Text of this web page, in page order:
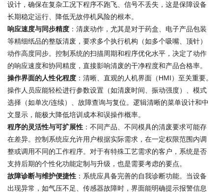
设计，确保在复杂工况下程序不跑飞、信号不丢失，这是保障设备
长期稳定运行、降低无故停机风险的根本。
响应速度与同步精度 ：清废动作，尤其是对于药盒、电子产品包装
等精细纸品的整版清废，要求多个执行机构（如多个吸嘴、顶针）
动作高度同步。控制系统的扫描周期和程序优化水平，决定了动作
的响应速度和协同精度，直接影响清废的干净程度和产品合格率。
操作界面的人性化程度 ：清晰、直观的人机界面（HMI）至关重要。
操作人员应能轻松进行参数设置（如清废时间、振动强度）、模式
选择（如单次/连续）、故障查询与复位。逻辑清晰的菜单设计和中
文显示，能极大降低培训成本和误操作概率。
程序的灵活性与可扩展性 ：不同产品、不同模具的清废要求可能存
在差异。控制系统应允许用户根据实际需求，在一定权限范围内调
整或调用不同的工作程序。对于有特殊工艺需求的客户，系统是否
支持后期的个性化功能定制与升级，也是需要考虑的要点。
故障诊断与维护便捷性 ：系统应具备完善的自我诊断功能。当设备
出现异常，如气压不足、传感器故障时，界面能明确提示报警信息